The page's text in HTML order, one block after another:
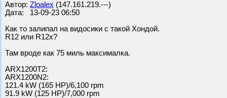
Автор: Zloalex (147.161.219.---)
Дата: 13-09-23 06:50
Как то залипал на видосики с такой Хондой.
R12 или R12x?
Там вроде как 75 миль максималка.
ARX1200T2:
ARX1200N2:
121.4 kW (165 HP)/6,100 rpm
91.9 kW (125 HP)/7,000 rpm